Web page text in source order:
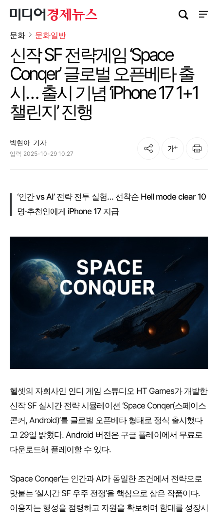
사이
검색창 열기
문화 문화일반
신작 SF 전략게임 ‘Space
Conqer’ 글로벌 오픈베타 출
시… 출시 기념 ‘iPhone 17 1+1
챌린지’ 진행
박현아 기자
입력 2025-10-29 10:27
공유 글자크기 인쇄
‘인간 vs AI’ 전략 전투 실험… 선착순 Hell mode clear 10
명·추천인에게 iPhone 17 지급
헬셋의 자회사인 인디 게임 스튜디오 HT Games가 개발한
신작 SF 실시간 전략 시뮬레이션 ‘Space Conqer(스페이스
콘커, Android)’를 글로벌 오픈베타 형태로 정식 출시했다
고 29일 밝혔다. Android 버전은 구글 플레이에서 무료로
다운로드해 플레이할 수 있다.
‘Space Conqer’는 인간과 AI가 동일한 조건에서 전략으로
맞붙는 ‘실시간 SF 우주 전쟁’을 핵심으로 삼은 작품이다.
이용자는 행성을 점령하고 자원을 확보하며 함대를 성장시